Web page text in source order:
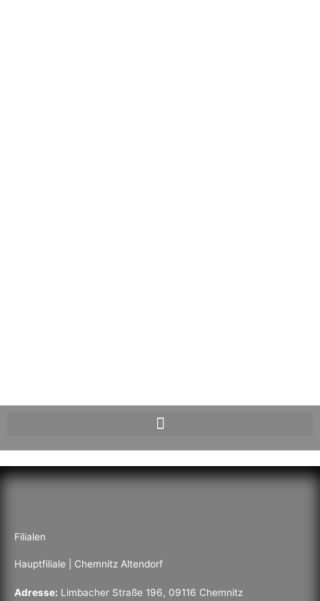
Filialen
Hauptfiliale | Chemnitz Altendorf
Adresse: Limbacher Straße 196, 09116 Chemnitz